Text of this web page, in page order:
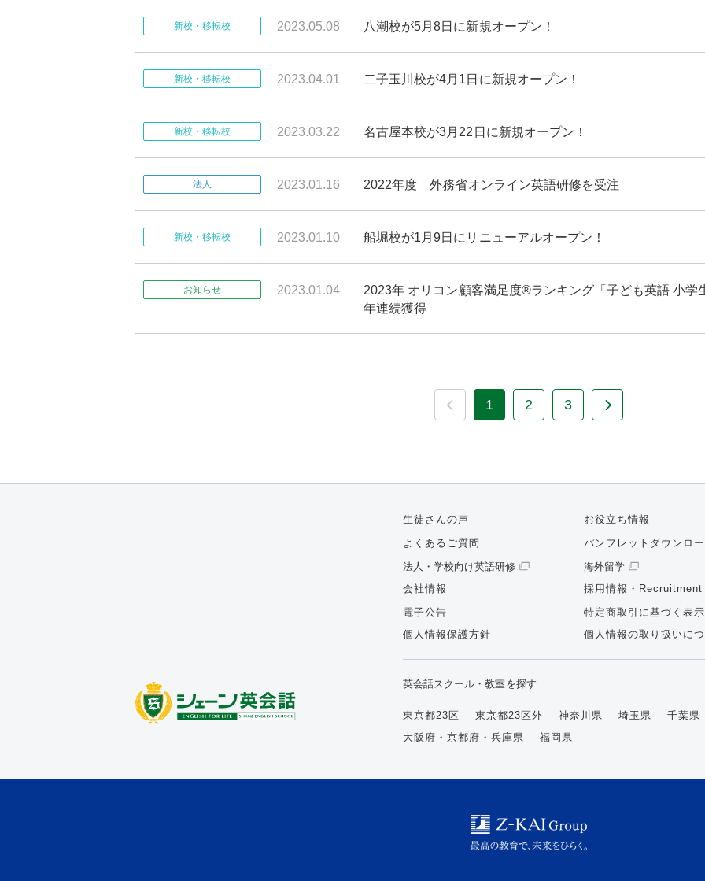
新校・移転校 2023.05.08 八潮校が5月8日に新規オープン！
新校・移転校 2023.04.01 二子玉川校が4月1日に新規オープン！
新校・移転校 2023.03.22 名古屋本校が3月22日に新規オープン！
法人 2023.01.16 2022年度 外務省オンライン英語研修を受注
新校・移転校 2023.01.10 船堀校が1月9日にリニューアルオープン！
お知らせ 2023.01.04
2023年 オリコン顧客満足度®ランキング「子ども英語 小学
年連続獲得
1 2 3
生徒さんの声
お役立ち情報
よくあるご質問
パンフレットダウンロ
法人・学校向け英語研修
海外留学
会社情報
採用情報・Recruitment
電子公告
特定商取引に基づく表示
個人情報保護方針
個人情報の取り扱いに
英会話スクール・教室を探す
東京都23区 東京都23区外 神奈川県 埼玉県
千葉県
大阪府・京都府・兵庫県
福岡県